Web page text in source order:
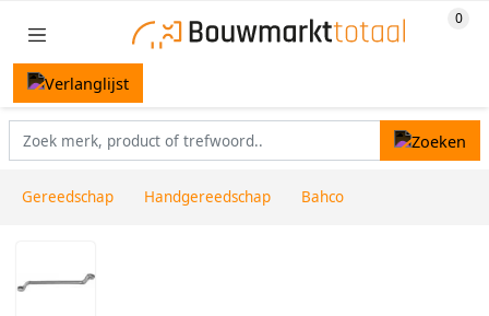
Gereedschap Handgereedschap Bahco